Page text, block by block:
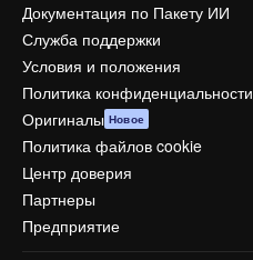
Документация по Пакету ИИ
Служба поддержки
Условия и положения
Политика конфиденциальности
Оригиналы Новое
Политика файлов cookie
Центр доверия
Партнеры
Предприятие